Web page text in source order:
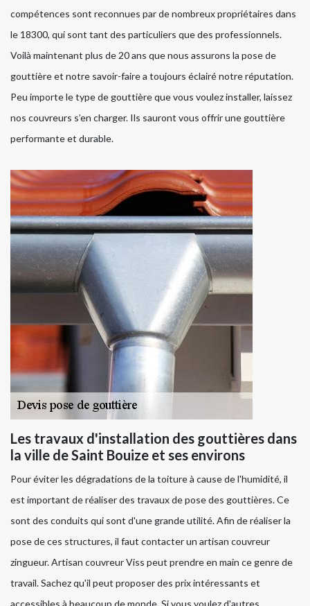
compétences sont reconnues par de nombreux propriétaires dans
le 18300, qui sont tant des particuliers que des professionnels.
Voilà maintenant plus de 20 ans que nous assurons la pose de
gouttière et notre savoir-faire a toujours éclairé notre réputation.
Peu importe le type de gouttière que vous voulez installer, laissez
nos couvreurs s’en charger. Ils sauront vous offrir une gouttière
performante et durable.
Les travaux d'installation des gouttières dans
la ville de Saint Bouize et ses environs
Pour éviter les dégradations de la toiture à cause de l'humidité, il
est important de réaliser des travaux de pose des gouttières. Ce
sont des conduits qui sont d'une grande utilité. Afin de réaliser la
pose de ces structures, il faut contacter un artisan couvreur
zingueur. Artisan couvreur Viss peut prendre en main ce genre de
travail. Sachez qu'il peut proposer des prix intéressants et